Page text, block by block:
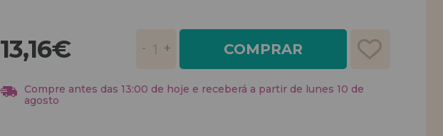
13,16€ COMPRAR
Compre antes das 13:00 de hoje e receberá a partir de lunes 10 de
agosto